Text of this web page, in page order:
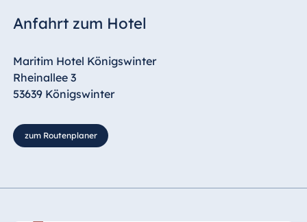
Mauritius
Anfahrt zum Hotel
Maritim Hotel Königswinter
Rheinallee 3
53639 Königswinter
zum Routenplaner